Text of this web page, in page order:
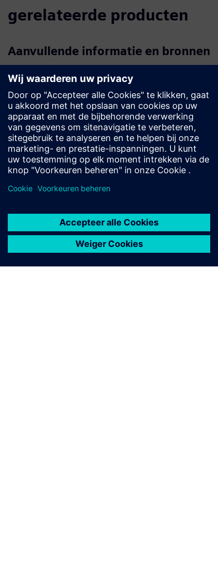
gerelateerde producten
Aanvullende informatie en bronnen
Meer informatie
Vereisten
P&I-schema's, tekeningen, plattegronden en indelingen,
indieningen van systeemontwerpen
database voor import
back-up van oudere systemen;